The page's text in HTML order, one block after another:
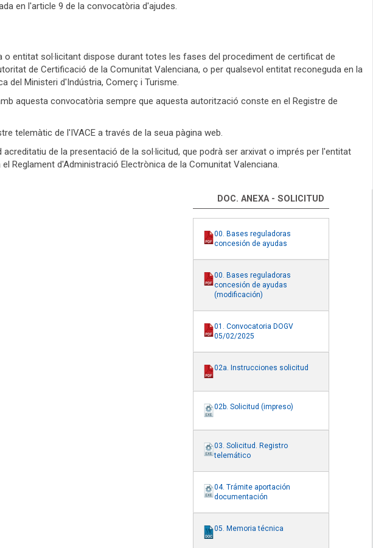
en l'article 9 de la convocatòria d'ajudes.
entitat sol·licitant dispose durant totes les fases del procediment de certificat de
de Certificació de la Comunitat Valenciana, o per qualsevol entitat reconeguda en la
del Ministeri d'Indústria, Comerç i Turisme.
aquesta convocatòria sempre que aquesta autorització conste en el Registre de
telemàtic de l'IVACE a través de la seua pàgina web.
de la presentació de la sol·licitud, que podrà ser arxivat o imprés per l'entitat
Reglament d'Administració Electrònica de la Comunitat Valenciana.
DOC. ANEXA - SOLICITUD
00. Bases reguladoras
concesión de ayudas
00. Bases reguladoras
concesión de ayudas
(modificación)
01. Convocatoria DOGV
05/02/2025
02a. Instrucciones solicitud
02b. Solicitud (impreso)
03. Solicitud. Registro
telemático
04. Trámite aportación
documentación
05. Memoria técnica